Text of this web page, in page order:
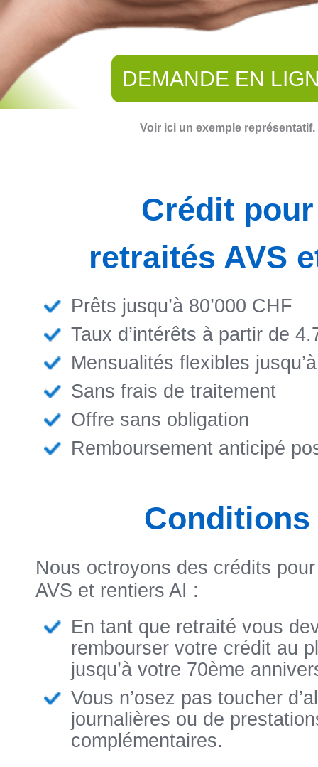
Voir ici un exemple représentatif.
Crédit pour
retraités AVS
Prêts jusqu’à 80’000 CHF
Taux d’intérêts à partir de
Mensualités flexibles
Sans frais de traitement
Offre sans obligation
Remboursement anticipé
Conditions
Nous octroyons des crédits
AVS et rentiers AI :
En tant que retraité vous
rembourser votre crédit au
jusqu’à votre 70ème
Vous n’osez pas toucher
journalières ou de
complémentaires.